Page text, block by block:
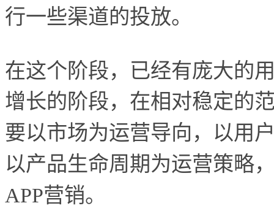
行一些渠道的投放。
在这个阶段，已经有庞大的
增长的阶段，在相对稳定的
要以市场为运营导向，以用
以产品生命周期为运营策略
APP营销。